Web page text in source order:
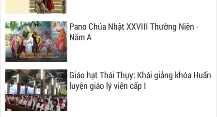
Pano Chúa Nhật XXVIII Thường Niên -
Năm A
Giáo hạt Thái Thụy: Khái giảng khóa Huấn
luyện giáo lý viên cấp I